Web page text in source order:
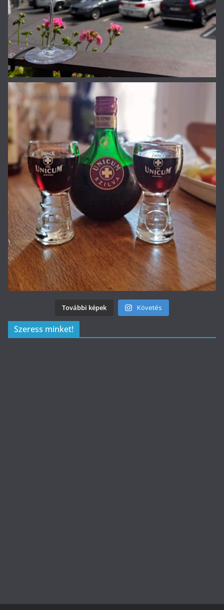
További képek Követés
Szeress minket!